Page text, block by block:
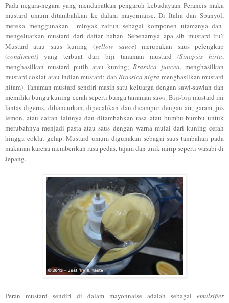
Pada negara-negara yang mendapatkan pengaruh kebudayaan Perancis maka
mustard umum ditambahkan ke dalam mayonnaise. Di Italia dan Spanyol,
mereka menggunakan minyak zaitun sebagai komponen utamanya dan
mengeluarkan mustard dari daftar bahan. Sebenarnya apa sih mustard itu?
Mustard atau saus kuning (yellow sauce) merupakan saus pelengkap
(condiment) yang terbuat dari biji tanaman mustard (Sinapsis hirta,
menghasilkan mustard putih atau kuning; Brassica juncea, menghasilkan
mustard coklat atau Indian mustard; dan Brassica nigra menghasilkan mustard
hitam). Tanaman mustard sendiri masih satu keluarga dengan sawi-sawian dan
memiliki bunga kuning cerah seperti bunga tanaman sawi. Biji-biji mustard ini
lantas digerus, dihancurkan, dipecahkan dan dicampur dengan air, garam, jus
lemon, atau cairan lainnya dan ditambahkan rasa atau bumbu-bumbu untuk
merubahnya menjadi pasta atau saus dengan warna mulai dari kuning cerah
hingga coklat gelap. Mustard umum digunakan sebagai saus tambahan pada
makanan karena memberikan rasa pedas, tajam dan unik mirip seperti wasabi di
Jepang.
Peran mustard sendiri di dalam mayonnaise adalah sebagai emulsifier